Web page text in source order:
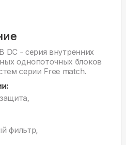
DC - серия внутренних
однопоточных блоков
серии Free match.
фильтр,